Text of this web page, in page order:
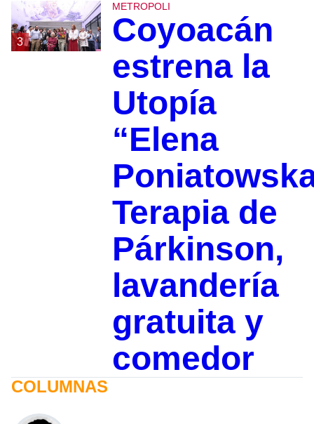
3
METROPOLI
Coyoacán
estrena la
Utopía
“Elena
Terapia de
Párkinson,
lavandería
gratuita y
comedor
COLUMNAS